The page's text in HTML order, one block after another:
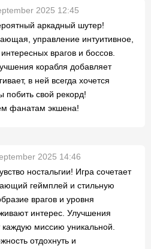
2025 12:45
аркадный шутер!
управление интуитивное,
врагов и боссов.
корабля добавляет
в ней всегда хочется
побить свой рекорд!
фанатам экшена!
2025 14:46
ностальгии! Игра сочетает
геймплей и стильную
врагов и уровня
интерес. Улучшения
миссию уникальной.
отдохнуть и